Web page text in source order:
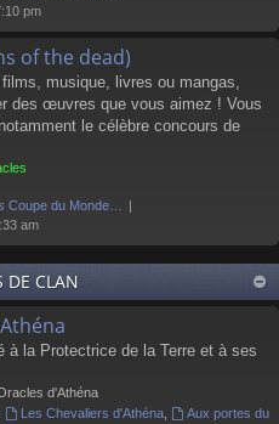
pm
of the dead)
musique, livres ou mangas,
des œuvres que vous aimez ! Vous
le célèbre concours de
Coupe du Monde…
am
DE CLAN
à la Protectrice de la Terre et à ses
d'Athéna
Les Chevaliers d'Athéna,
Aux portes du